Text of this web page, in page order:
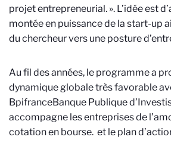
projet entrepreneurial. ». L’idée est
montée en puissance de la start-up
du chercheur vers une posture
Au fil des années, le programme a
dynamique globale très favorable
BpifranceBanque Publique
accompagne les entreprises de
cotation en bourse. et le plan